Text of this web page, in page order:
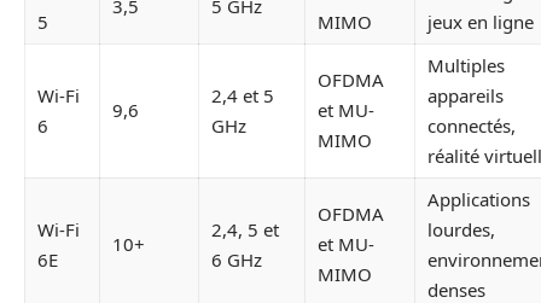
5
3,5 5 GHz
MIMO
jeux en ligne
Wi-Fi
6
9,6
2,4 et 5
GHz
OFDMA
et MU-
MIMO
Multiples
appareils
connectés,
réalité
Wi-Fi
6E
10+
2,4, 5 et
6 GHz
OFDMA
et MU-
MIMO
Applications
lourdes,
denses